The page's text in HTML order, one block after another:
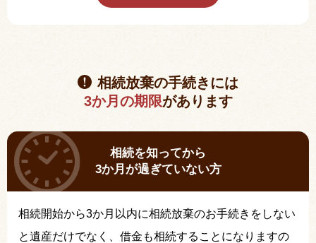
相続放棄の手続きには
3か月の期限があります
相続を知ってから
3か月が過ぎていない方
相続開始から3か月以内に相続放棄のお手続きをしない
と遺産だけでなく、借金も相続することになりますの